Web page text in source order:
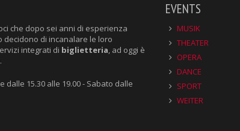
che dopo sei anni di esperienza
decidono di incanalare le loro
integrati di biglietteria, ad oggi è
dalle 15.30 alle 19.00 - Sabato dalle
EVENTS
MUSIK
THEATER
OPERA
DANCE
SPORT
WEITER